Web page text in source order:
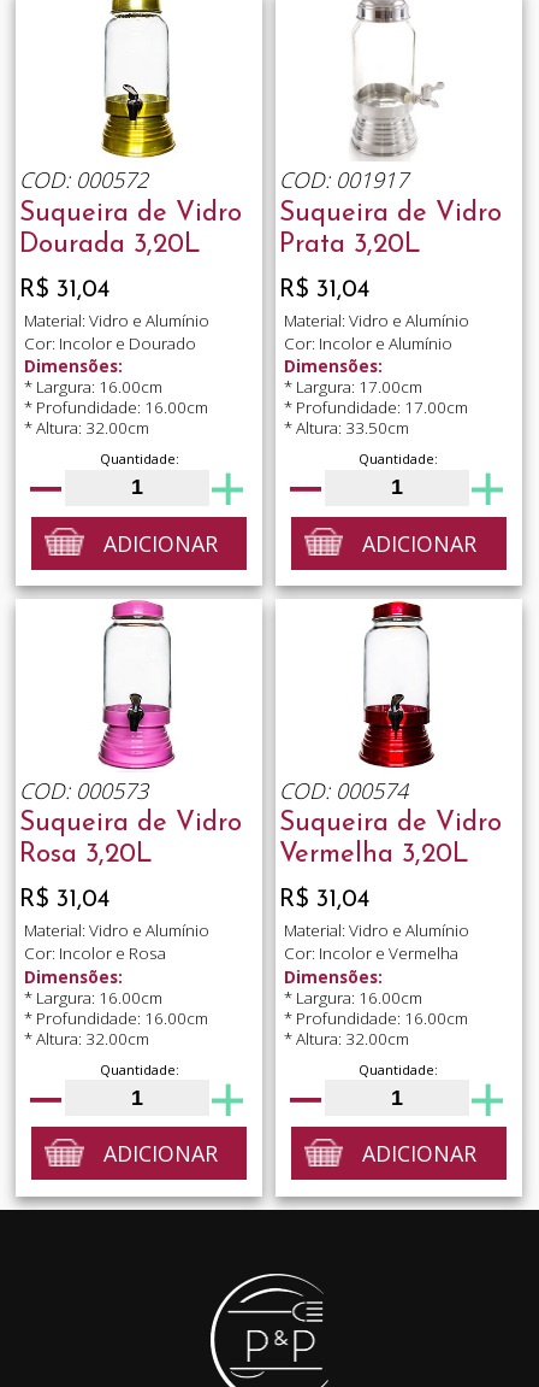
COD: 000572
Suqueira de Vidro
Dourada 3,20L
R$ 31,04
Material: Vidro e Alumínio
Cor: Incolor e Dourado
Dimensões:
* Largura: 16.00cm
* Profundidade: 16.00cm
* Altura: 32.00cm
Quantidade:
ADICIONAR
COD: 001917
Suqueira de Vidro
Prata 3,20L
R$ 31,04
Material: Vidro e Alumínio
Cor: Incolor e Alumínio
Dimensões:
* Largura: 17.00cm
* Profundidade: 17.00cm
* Altura: 33.50cm
Quantidade:
ADICIONAR
COD: 000573
Suqueira de Vidro
Rosa 3,20L
R$ 31,04
Material: Vidro e Alumínio
Cor: Incolor e Rosa
Dimensões:
* Largura: 16.00cm
* Profundidade: 16.00cm
* Altura: 32.00cm
Quantidade:
ADICIONAR
COD: 000574
Suqueira de Vidro
Vermelha 3,20L
R$ 31,04
Material: Vidro e Alumínio
Cor: Incolor e Vermelha
Dimensões:
* Largura: 16.00cm
* Profundidade: 16.00cm
* Altura: 32.00cm
Quantidade:
ADICIONAR